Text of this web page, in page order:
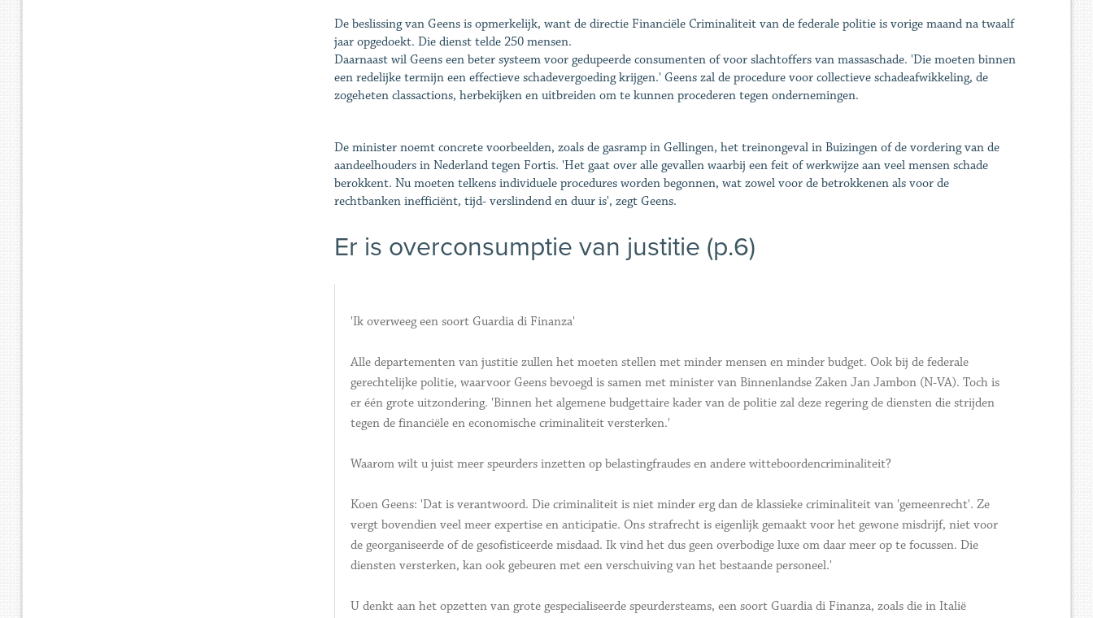
De beslissing van Geens is opmerkelijk, want de directie Financiële Criminaliteit van de federale politie is vorige maand na twaalf
jaar opgedoekt. Die dienst telde 250 mensen.
Daarnaast wil Geens een beter systeem voor gedupeerde consumenten of voor slachtoffers van massaschade. 'Die moeten binnen
een redelijke termijn een effectieve schadevergoeding krijgen.' Geens zal de procedure voor collectieve schadeafwikkeling, de
zogeheten classactions, herbekijken en uitbreiden om te kunnen procederen tegen ondernemingen.
De minister noemt concrete voorbeelden, zoals de gasramp in Gellingen, het treinongeval in Buizingen of de vordering van de
aandeelhouders in Nederland tegen Fortis. 'Het gaat over alle gevallen waarbij een feit of werkwijze aan veel mensen schade
berokkent. Nu moeten telkens individuele procedures worden begonnen, wat zowel voor de betrokkenen als voor de
rechtbanken inefficiënt, tijd- verslindend en duur is', zegt Geens.
Er is overconsumptie van justitie (p.6)
'Ik overweeg een soort Guardia di Finanza'
Alle departementen van justitie zullen het moeten stellen met minder mensen en minder budget. Ook bij de federale
gerechtelijke politie, waarvoor Geens bevoegd is samen met minister van Binnenlandse Zaken Jan Jambon (N-VA). Toch is
er één grote uitzondering. 'Binnen het algemene budgettaire kader van de politie zal deze regering de diensten die strijden
tegen de financiële en economische criminaliteit versterken.'
Waarom wilt u juist meer speurders inzetten op belastingfraudes en andere witteboordencriminaliteit?
Koen Geens: 'Dat is verantwoord. Die criminaliteit is niet minder erg dan de klassieke criminaliteit van 'gemeenrecht'. Ze
vergt bovendien veel meer expertise en anticipatie. Ons strafrecht is eigenlijk gemaakt voor het gewone misdrijf, niet voor
de georganiseerde of de gesofisticeerde misdaad. Ik vind het dus geen overbodige luxe om daar meer op te focussen. Die
diensten versterken, kan ook gebeuren met een verschuiving van het bestaande personeel.'
U denkt aan het opzetten van grote gespecialiseerde speurdersteams, een soort Guardia di Finanza, zoals die in Italië